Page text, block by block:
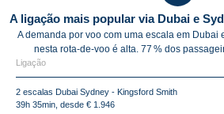
A ligação mais popular via Dubai e
A demanda por voo com uma escala em Dubai
nesta rota-de-voo é alta. 77 % dos
Ligação
2 escalas Dubai Sydney - Kingsford Smith
39h 35min, desde € 1.946